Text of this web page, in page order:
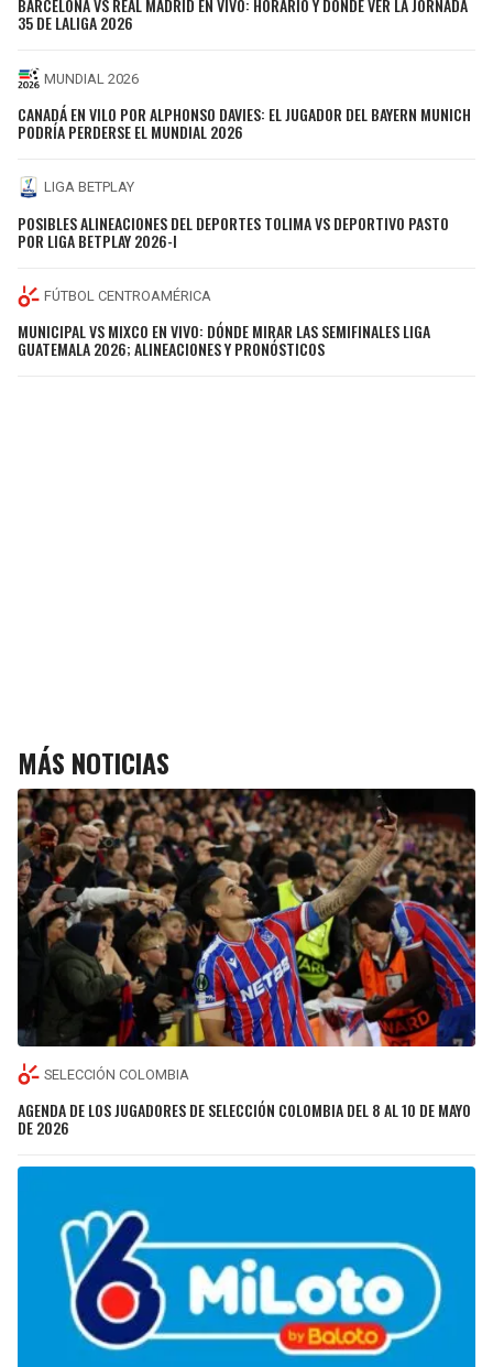
BARCELONA VS REAL MADRID EN VIVO: HORARIO Y DÓNDE VER LA JORNADA
35 DE LALIGA 2026
MUNDIAL 2026
CANADÁ EN VILO POR ALPHONSO DAVIES: EL JUGADOR DEL BAYERN MUNICH
PODRÍA PERDERSE EL MUNDIAL 2026
LIGA BETPLAY
POSIBLES ALINEACIONES DEL DEPORTES TOLIMA VS DEPORTIVO PASTO
POR LIGA BETPLAY 2026-I
FÚTBOL CENTROAMÉRICA
MUNICIPAL VS MIXCO EN VIVO: DÓNDE MIRAR LAS SEMIFINALES LIGA
GUATEMALA 2026; ALINEACIONES Y PRONÓSTICOS
MÁS NOTICIAS
SELECCIÓN COLOMBIA
AGENDA DE LOS JUGADORES DE SELECCIÓN COLOMBIA DEL 8 AL 10 DE MAYO
DE 2026